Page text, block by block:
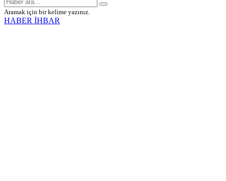
Aramak için bir kelime yazınız.
HABER İHBAR